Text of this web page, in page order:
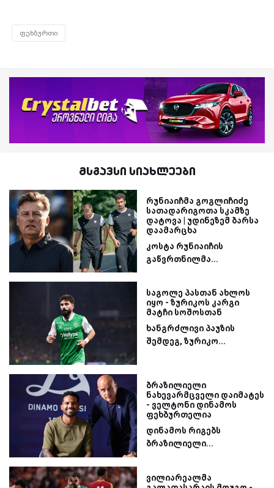
ფეხბურთი
მსგავსი სიახლეები
რუნიაიჩმა გოგლიჩიძე
სათადარიგოთა სკამზე
დატოვა | უდინეზემ ბარსა
დაამარცხა
კოსტა რუნიაიჩის
გაწვრთნილმა...
საგოლე პასთან ახლოს
იყო - ზურიკოს კარგი
მატჩი სოშოსთან
ხანგრძლივი პაუზის
შემდეგ, ზურიკო...
ბრაზილიელი
ნახევარმცველი დაიმატეს
- ველტონი დინამოს
ფეხბურთელია
დინამოს რიგებს
ბრაზილიელი...
ვილიარეალმა